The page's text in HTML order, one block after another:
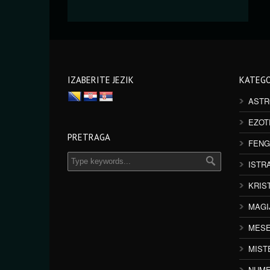
IZABERITE JEZIK
PRETRAGA